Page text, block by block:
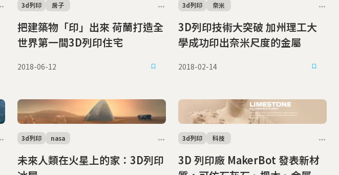
把建築物「印」出來 荷蘭打造全
世界第一間3D列印住宅
3d列印 房子
2018-06-12
3D列印技術大突破 加州理工大
學成功印出奈米尺度的金屬
3d列印 奈米
2018-02-14
未來人類在火星上的家：3D列印
3d列印 nasa
3D 列印廠 MakerBot 發表新材
3d列印 科技